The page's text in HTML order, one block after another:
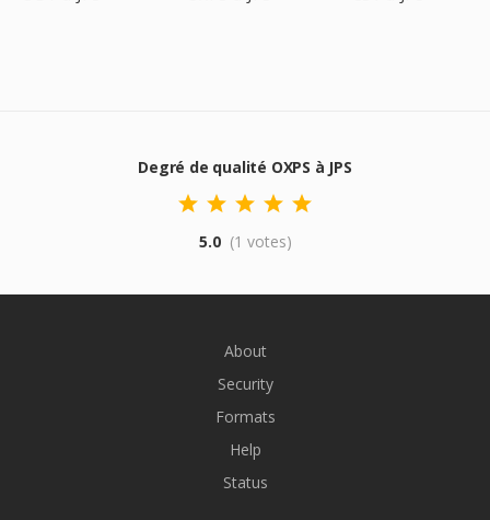
Degré de qualité OXPS à JPS
5.0 (1 votes)
About
Security
Formats
Help
Status